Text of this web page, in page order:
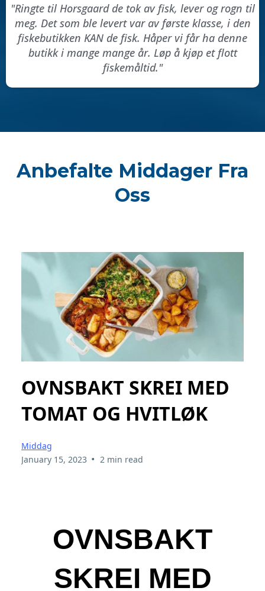
"Ringte til Horsgaard de tok av fisk, lever og rogn til
meg. Det som ble levert var av første klasse, i den
fiskebutikken KAN de fisk. Håper vi får ha denne
butikk i mange mange år. Løp å kjøp et flott
fiskemåltid."
Anbefalte Middager Fra
Oss
OVNSBAKT SKREI MED
TOMAT OG HVITLØK
Middag
January 15, 2023 • 2 min read
OVNSBAKT
SKREI MED